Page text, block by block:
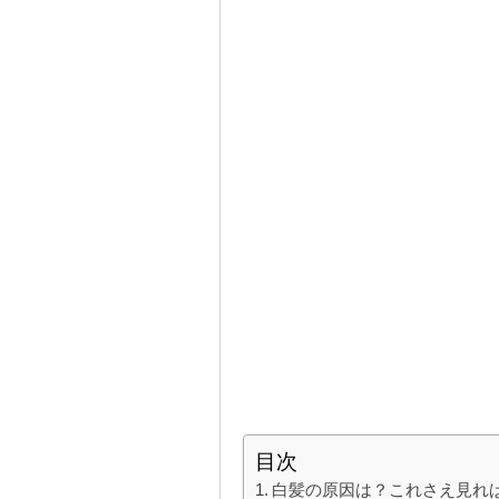
目次
白髪の原因は？これさえ見れ